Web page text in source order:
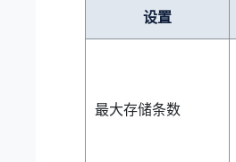
设置
最大存储条数